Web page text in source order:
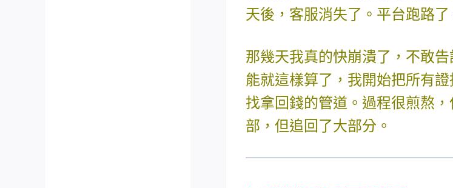
天後，客服消失了。平台跑路了
那幾天我真的快崩潰了，不敢
能就這樣算了，我開始把所有
找拿回錢的管道。過程很煎熬
部，但追回了大部分。